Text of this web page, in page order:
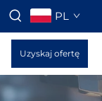
PL
Uzyskaj ofertę